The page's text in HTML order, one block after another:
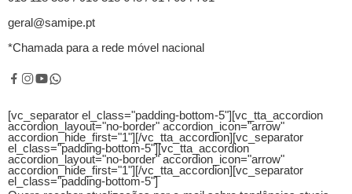
geral@samipe.pt
*Chamada para a rede móvel nacional
[vc_separator el_class="padding-bottom-5"][vc_tta_accordion
accordion_layout="no-border" accordion_icon="arrow"
accordion_hide_first="1"] [/vc_tta_accordion][vc_separator
el_class="padding-bottom-5"][vc_tta_accordion
accordion_layout="no-border" accordion_icon="arrow"
accordion_hide_first="1"] [/vc_tta_accordion][vc_separator
el_class="padding-bottom-5"]